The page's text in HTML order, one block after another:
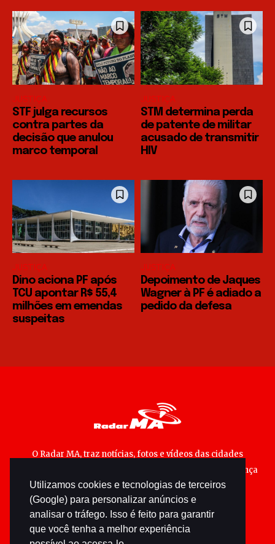
Utilizamos cookies e tecnologias de terceiros
(Google) para personalizar anúncios e
analisar o tráfego. Isso é feito para garantir
que você tenha a melhor experiência
JUSTIÇA
STF julga recursos
contra partes da
decisão que anulou
marco temporal
JUSTIÇA
STM determina perda
de patente de militar
acusado de transmitir
HIV
JUSTIÇA
Dino aciona PF após
TCU apontar R$ 55,4
milhões em emendas
suspeitas
JUSTIÇA
Depoimento de Jaques
Wagner à PF é adiado a
pedido da defesa
O Radar MA, traz notícias, fotos e vídeos das cidades
maranhenses; matérias especiais sobre política, segurança
pública e cultura popular.